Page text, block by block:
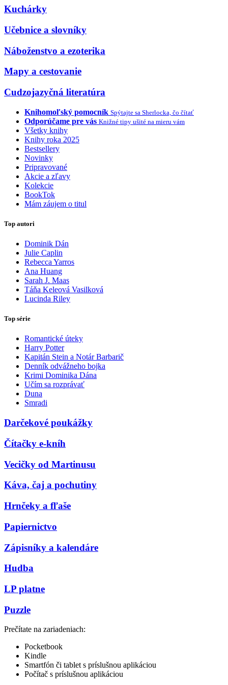
Kuchárky
Učebnice a slovníky
Náboženstvo a ezoterika
Mapy a cestovanie
Cudzojazyčná literatúra
Knihomoľský pomocník Spýtajte sa Sherlocka, čo čítať
Odporúčame pre vás Knižné tipy ušité na mieru vám
Všetky knihy
Knihy roka 2025
Bestsellery
Novinky
Pripravované
Akcie a zľavy
Kolekcie
BookTok
Mám záujem o titul
Top autori
Dominik Dán
Julie Caplin
Rebecca Yarros
Ana Huang
Sarah J. Maas
Táňa Keleová Vasilková
Lucinda Riley
Top série
Romantické úteky
Harry Potter
Kapitán Stein a Notár Barbarič
Denník odvážneho bojka
Krimi Dominika Dána
Učím sa rozprávať
Duna
Smradi
Darčekové poukážky
Čítačky e-kníh
Vecičky od Martinusu
Káva, čaj a pochutiny
Hrnčeky a fľaše
Papiernictvo
Zápisníky a kalendáre
Hudba
LP platne
Puzzle
Prečítate na zariadeniach:
Pocketbook
Kindle
Smartfón či tablet s príslušnou aplikáciou
Počítač s príslušnou aplikáciou